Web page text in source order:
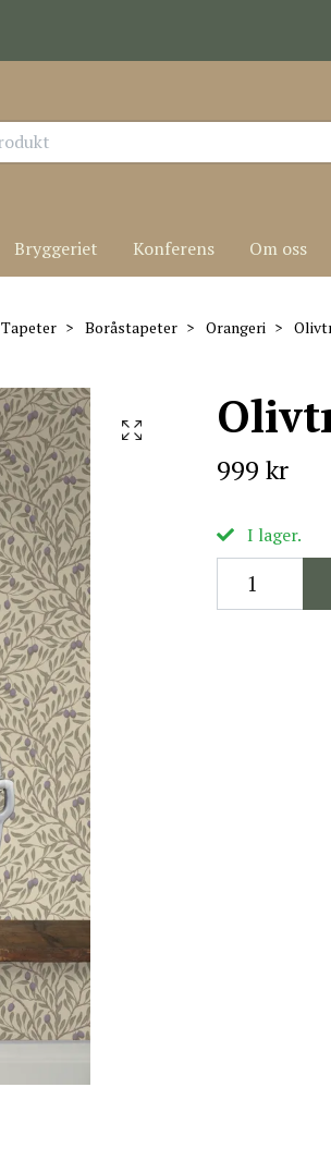
Bryggeriet Konferens Om oss
Tapeter Boråstapeter Orangeri
999 kr
I lager.